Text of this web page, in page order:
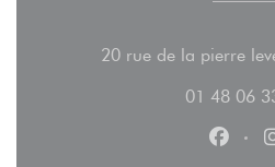
20 rue de la pierre
01 48 06